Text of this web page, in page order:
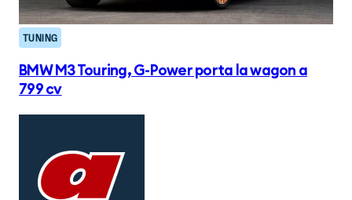
TUNING
BMW M3 Touring, G-Power porta la wagon a
799 cv